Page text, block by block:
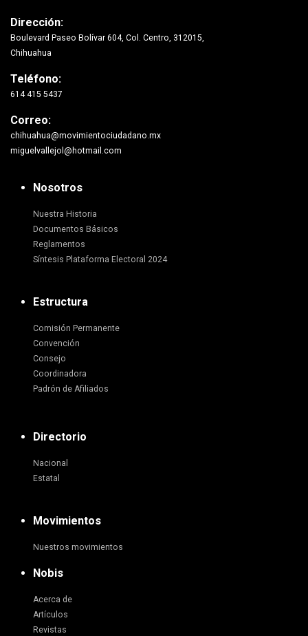
Dirección:
Boulevard Paseo Bolívar 604, Col. Centro, 312015,
Chihuahua
Teléfono:
614 415 5437
Correo:
chihuahua@movimientociudadano.mx
miguelvallejol@hotmail.com
Nosotros
Nuestra Historia
Documentos Básicos
Reglamentos
Síntesis Plataforma Electoral 2024
Estructura
Comisión Permanente
Convención
Consejo
Coordinadora
Padrón de Afiliados
Directorio
Nacional
Estatal
Movimientos
Nuestros movimientos
Nobis
Acerca de
Artículos
Revistas